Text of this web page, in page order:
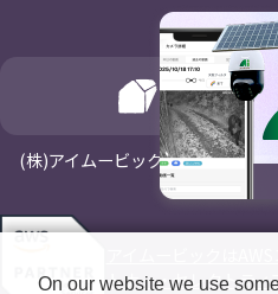
(⁨⁩株)アイムービックはNagayaホ
トナー・セレクトティ
On our website we use